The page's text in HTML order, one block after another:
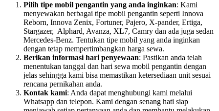
Pilih tipe mobil pengantin yang anda inginkan: Kami
menyewakan berbagai tipe mobil pengantin seperti Innova
Reborn, Innova Zenix, Fortuner, Pajero, X-pander, Ertiga,
Stargazer, Alphard, Avanza, XL7, Camry dan ada juga sedan
Mercedes-Benz. Tentukan tipe mobil yang anda inginkan
dengan tetap mempertimbangkan harga sewa.
Berikan informasi hari penyewaan: Pastikan anda telah
menentukan tanggal dan hari sewa mobil pengantin dengan
jelas sehingga kami bisa memastikan ketersediaan unit sesuai
rencana pernikahan anda.
Kontak kami: Anda dapat menghubungi kami melalui
Whatsapp dan telepon. Kami dengan senang hati siap